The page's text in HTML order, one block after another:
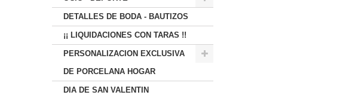
DETALLES DE BODA - BAUTIZOS
¡¡ LIQUIDACIONES CON TARAS !!
PERSONALIZACION EXCLUSIVA
DE PORCELANA HOGAR
DIA DE SAN VALENTIN